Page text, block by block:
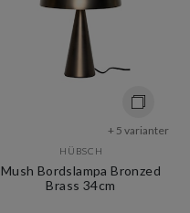
+ 5 varianter
HÜBSCH
Mush Bordslampa Bronzed
Brass 34cm